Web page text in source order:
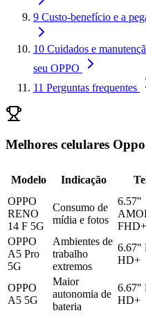
9 Custo-benefício e a
10 Cuidados e
seu OPPO
11 Perguntas frequentes
Melhores celulares Oppo
Modelo Indicação
OPPO
RENO
14 F 5G
Consumo de
mídia e fotos
6.57"
FHD+
OPPO
A5 Pro
5G
Ambientes de
trabalho
extremos
6.67"
HD+
OPPO
A5 5G
Maior
autonomia de
bateria
6.67"
HD+